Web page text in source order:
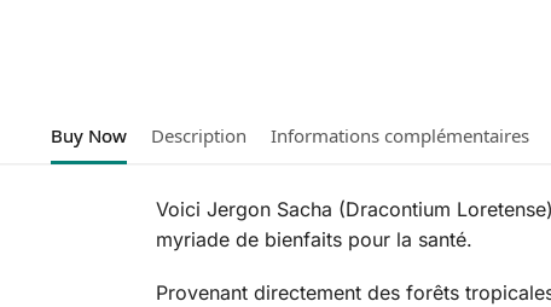
Buy Now Description Informations complémentaires
Voici Jergon Sacha (Dracontium
myriade de bienfaits pour la santé.
Provenant directement des forêts